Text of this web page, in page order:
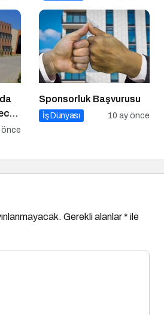
önce
Sponsorluk Başvurusu
İş Dünyası 10 ay önce
Gerekli alanlar* ile